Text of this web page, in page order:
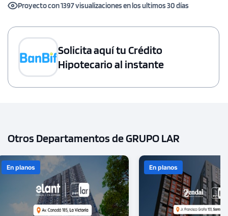
Proyecto con 1397 visualizaciones en los ultimos 30 días
Solicita aquí tu Crédito
Hipotecario al instante
Otros Departamentos de GRUPO LAR
En planos En planos